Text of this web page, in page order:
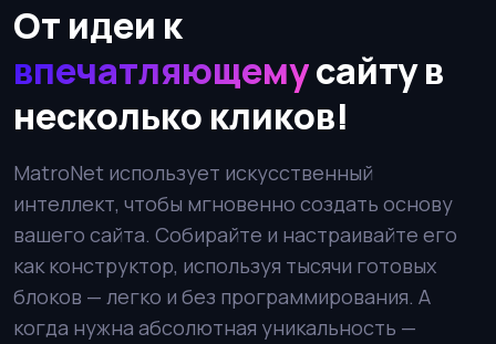
От идеи к
впечатляющемусайту в
несколько кликов!
MatroNet использует искусственный
интеллект, чтобы мгновенно создать основу
вашего сайта. Собирайте и настраивайте его
как конструктор, используя тысячи готовых
блоков — легко и без программирования. А
когда нужна абсолютная уникальность —